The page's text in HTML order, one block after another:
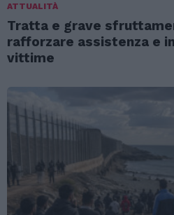
ATTUALITÀ
Tratta e grave
rafforzare assistenza e
vittime